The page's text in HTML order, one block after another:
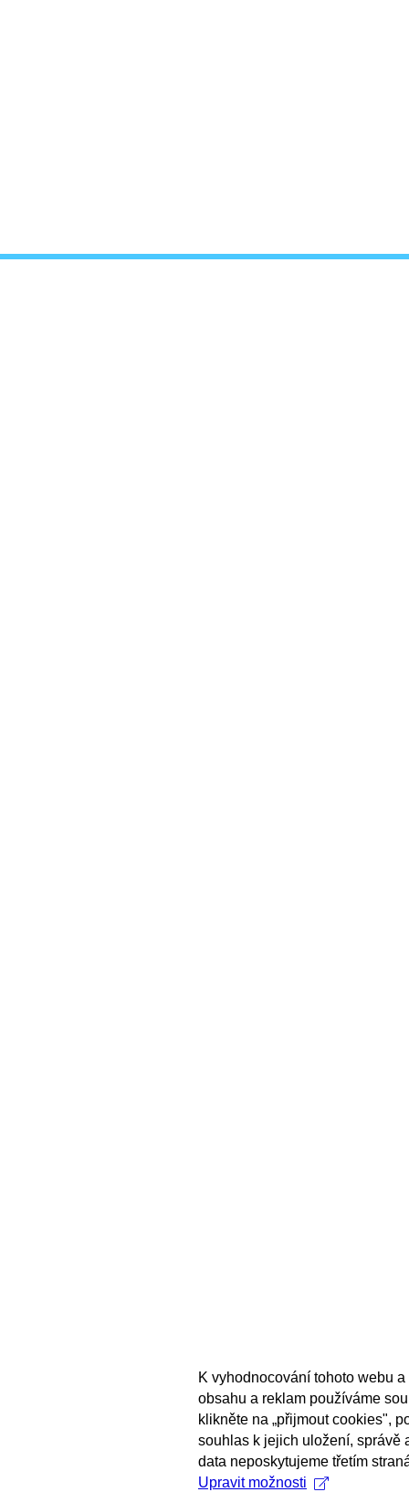
K vyhodnocování tohoto webu
obsahu a reklam používáme
klikněte na „přijmout cookies",
souhlas k jejich uložení, správě
data neposkytujeme třetím
Upravit možnosti